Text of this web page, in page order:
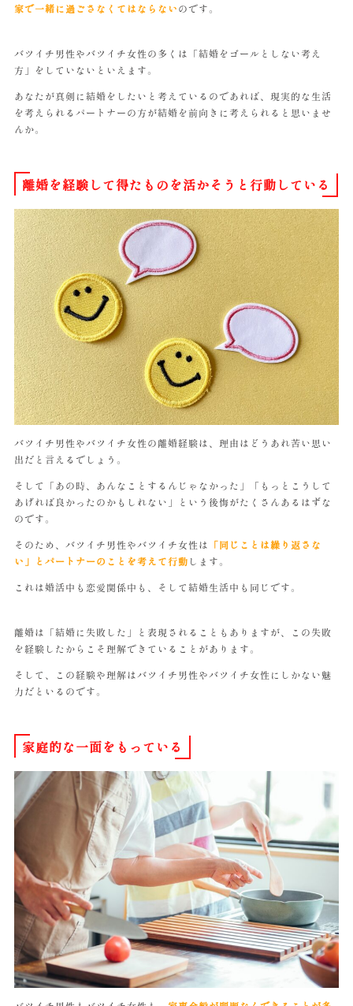
家で一緒に過ごさなくてはならないのです。
バツイチ男性やバツイチ女性の多くは「結婚をゴールとしない考え
方」をしていないといえます。
あなたが真剣に結婚をしたいと考えているのであれば、現実的な生活
を考えられるパートナーの方が結婚を前向きに考えられると思いませ
んか。
離婚を経験して得たものを活かそうと行動している
バツイチ男性やバツイチ女性の離婚経験は、理由はどうあれ苦い思い
出だと言えるでしょう。
そして「あの時、あんなことするんじゃなかった」「もっとこうして
あげれば良かったのかもしれない」という後悔がたくさんあるはずな
のです。
そのため、バツイチ男性やバツイチ女性は 「同じことは繰り返さな
い」とパートナーのことを考えて行動 します。
これは婚活中も恋愛関係中も、そして結婚生活中も同じです。
離婚は「結婚に失敗した」と表現されることもありますが、この失敗
を経験したからこそ理解できていることがあります。
そして、この経験や理解はバツイチ男性やバツイチ女性にしかない魅
力だといるのです。
家庭的な一面をもっている